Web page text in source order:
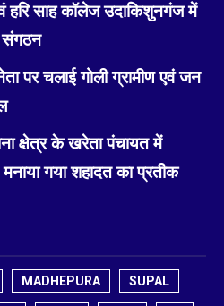
हरि साह कॉलेज उदाकिशुनगंज में
संगठन
पर चलाई गोली ग्रामीण एवं जन
क्षेत्र के खरेता पंचायत में
मनाया गया शहादत का प्रतीक
MADHEPURA SUPAL